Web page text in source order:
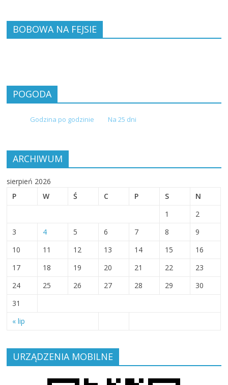
BOBOWA NA FEJSIE
POGODA
Godzina po godzinie Na 25 dni
ARCHIWUM
sierpień 2026
P
W Ś C P S N
« lip
1
2
3
4 5 6 7 8
9
10
11 12 13 14 15
16
17
18 19 20 21 22
23
24
25 26 27 28 29
30
31
URZĄDZENIA MOBILNE